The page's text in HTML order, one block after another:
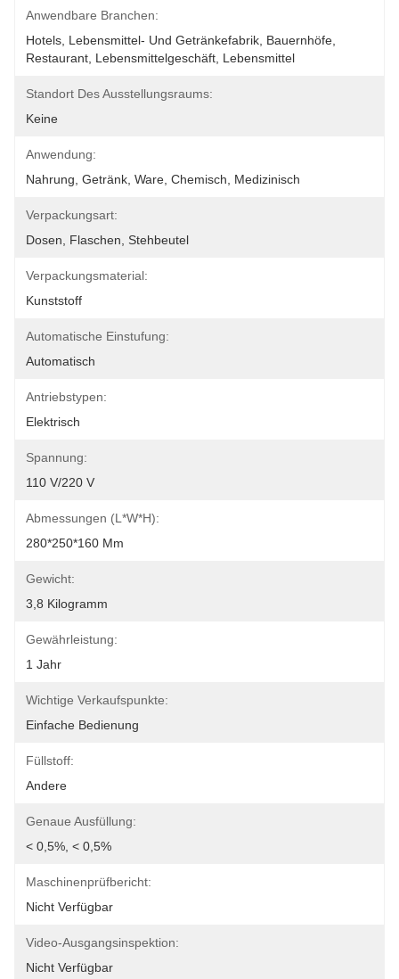
Anwendbare Branchen:
Hotels, Lebensmittel- Und Getränkefabrik, Bauernhöfe,
Restaurant, Lebensmittelgeschäft, Lebensmittel
Standort Des Ausstellungsraums:
Keine
Anwendung:
Nahrung, Getränk, Ware, Chemisch, Medizinisch
Verpackungsart:
Dosen, Flaschen, Stehbeutel
Verpackungsmaterial:
Kunststoff
Automatische Einstufung:
Automatisch
Antriebstypen:
Elektrisch
Spannung:
110 V/220 V
Abmessungen (L*W*H):
280*250*160 Mm
Gewicht:
3,8 Kilogramm
Gewährleistung:
1 Jahr
Wichtige Verkaufspunkte:
Einfache Bedienung
Füllstoff:
Andere
Genaue Ausfüllung:
< 0,5%, < 0,5%
Maschinenprüfbericht:
Nicht Verfügbar
Video-Ausgangsinspektion:
Nicht Verfügbar